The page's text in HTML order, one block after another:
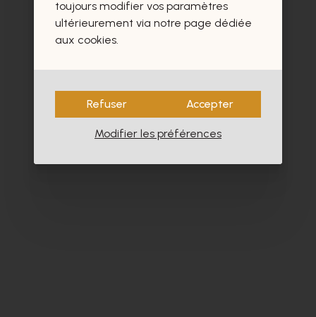
toujours modifier vos paramètres
ultérieurement via notre page dédiée
aux cookies.
Refuser Accepter
Modifier les préférences